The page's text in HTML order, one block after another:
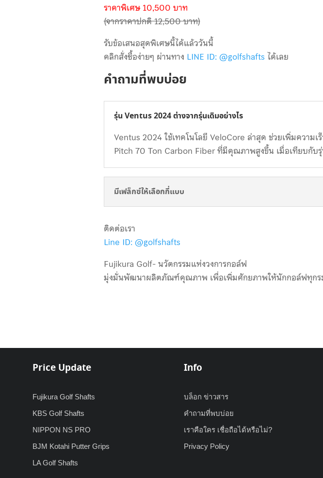
ราคาพิเศษ 10,500 บาท
(จากราคาปกติ 12,500 บาท)
รับข้อเสนอสุดพิเศษนี้ได้แล้ววันนี้
คลิกสั่งซื้อง่ายๆ ผ่านทาง LINE ID: @golfshafts ได้เลย
คำถามที่พบบ่อย
รุ่น Ventus 2024 ต่างจากรุ่นเดิมอย่างไร
Ventus 2024 ใช้เทคโนโลยี VeloCore ล่าสุด ช่วยเพิ่มความ
Pitch 70 Ton Carbon Fiber ที่มีคุณภาพสูงขึ้น เมื่อเทียบกับ
มีเฟล็กซ์ให้เลือกกี่แบบ
ติดต่อเรา
Line ID: @golfshafts
Fujikura Golf- นวัตกรรมแห่งวงการกอล์ฟ
มุ่งมั่นพัฒนาผลิตภัณฑ์คุณภาพ เพื่อเพิ่มศักยภาพให้นักกอล์ฟทุกร
Price Update
Fujikura Golf Shafts
KBS Golf Shafts
NIPPON NS PRO
BJM Kotahi Putter Grips
LA Golf Shafts
Info
บล็อก ข่าวสาร
คำถามที่พบบ่อย
เราคือใคร เชื่อถือได้หรือไม่?
Privacy Policy